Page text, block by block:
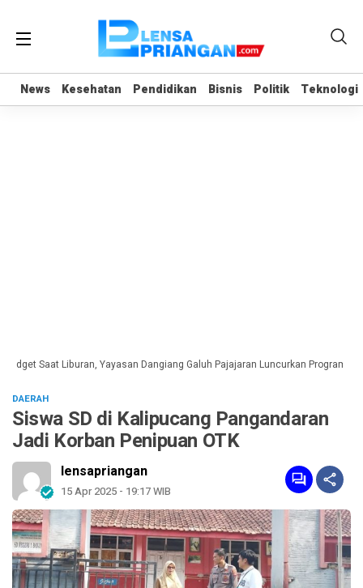
News Kesehatan Pendidikan Bisnis Politik Teknologi
News Kesehatan Pendidikan Bisnis Politik Teknologi
Saat Liburan, Yayasan Dangiang Galuh Pajajaran Luncurkan Program
DAERAH
Siswa SD di Kalipucang Pangandaran
Jadi Korban Penipuan OTK
lensapriangan
15 Apr 2025 - 19:17 WIB